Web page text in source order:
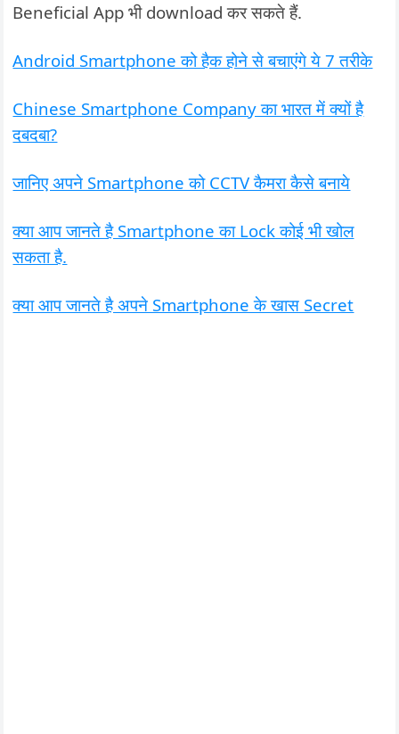
Beneficial App भी download कर सकते हैं.
Android Smartphone को हैक होने से बचाएंगे ये 7 तरीके
Chinese Smartphone Company का भारत में क्यों है
दबदबा?
जानिए अपने Smartphone को CCTV कैमरा कैसे बनाये
क्या आप जानते है Smartphone का Lock कोई भी खोल
सकता है.
क्या आप जानते है अपने Smartphone के खास Secret